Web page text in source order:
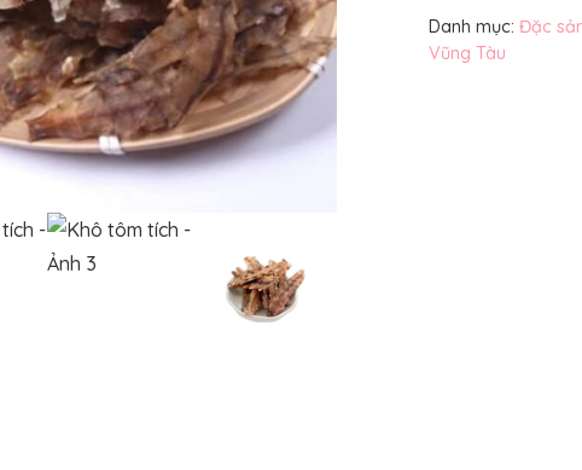
tích
số
Danh mục:Đặc
Vũng Tàu